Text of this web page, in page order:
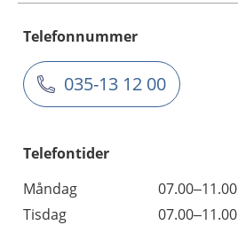
Telefonnummer
035-13 12 00
Telefontider
Måndag
07.00–11.00
Tisdag
07.00–11.00